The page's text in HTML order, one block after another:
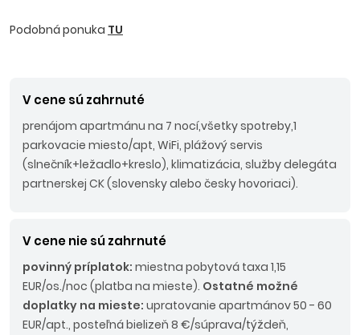
Podobná ponuka TU
V cene sú zahrnuté
prenájom apartmánu na 7 nocí,všetky spotreby,1
parkovacie miesto/apt, WiFi, plážový servis
(slnečník+ležadlo+kreslo), klimatizácia, služby delegáta
partnerskej CK (slovensky alebo česky hovoriaci).
V cene nie sú zahrnuté
povinný príplatok: miestna pobytová taxa 1,15
EUR/os./noc (platba na mieste). Ostatné možné
doplatky na mieste: upratovanie apartmánov 50 - 60
EUR/apt., posteľná bielizeň 8 €/súprava/týždeň,